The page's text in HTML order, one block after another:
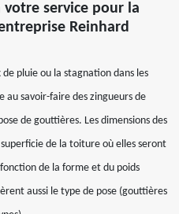
votre service pour la
Reinhard
pluie ou la stagnation dans les
au savoir-faire des zingueurs de
de gouttières. Les dimensions des
de la toiture où elles seront
de la forme et du poids
aussi le type de pose (gouttières